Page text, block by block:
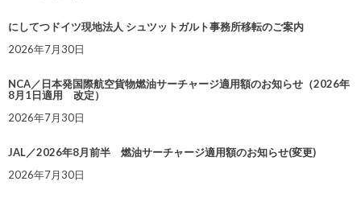
にしてつドイツ現地法人 シュツットガルト事務所移転のご案内
2026年7月30日
NCA／日本発国際航空貨物燃油サーチャージ適用額のお知らせ（2026年
8月1日適用 改定）
2026年7月30日
JAL／2026年8月前半 燃油サーチャージ適用額のお知らせ(変更)
2026年7月30日